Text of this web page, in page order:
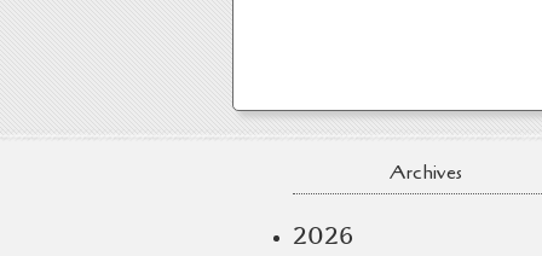
Archives
2026